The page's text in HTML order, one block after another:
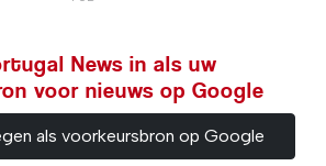
News in als uw
voor nieuws op Google
als voorkeursbron op Google